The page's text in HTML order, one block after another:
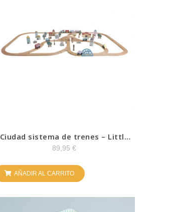
Ciudad sistema de trenes – Little
Dutch
89,95€
AÑADIR AL CARRITO